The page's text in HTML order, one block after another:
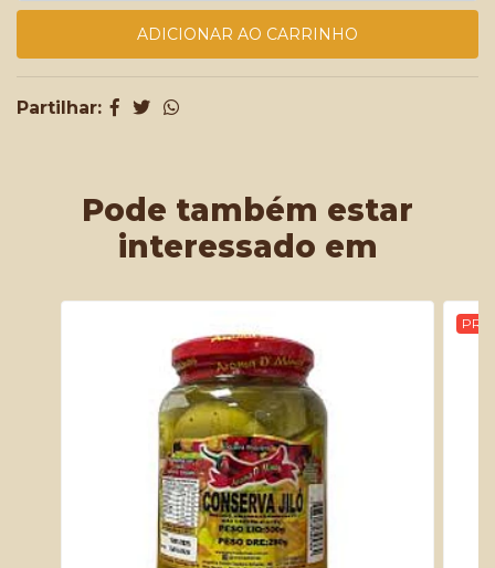
Partilhar:
Pode também estar
interessado em